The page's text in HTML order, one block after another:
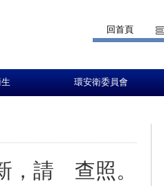
回首頁
環安衛委員會
，請 查照。